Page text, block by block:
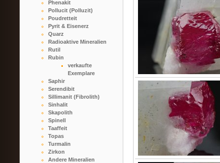
Phenakit
Pollucit (Polluzit)
Poudretteit
Pyrit & Eisenerz
Quarz
Radioaktive Mineralien
Rutil
Rubin
verkaufte
Exemplare
Saphir
Serendibit
Sillimanit (Fibrolith)
Sinhalit
Skapolith
Spinell
Taaffeit
Topas
Turmalin
Zirkon
Andere Mineralien